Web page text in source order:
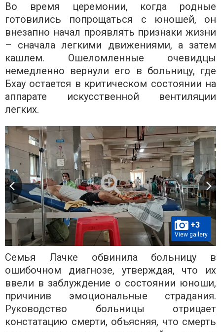
Во время церемонии, когда родные
готовились попрощаться с юношей, он
внезапно начал проявлять признаки жизни
– сначала легкими движениями, а затем
кашлем. Ошеломленные очевидцы
немедленно вернули его в больницу, где
Бхау остается в критическом состоянии на
аппарате искусственной вентиляции
легких.
+3
View gallery
Семья Лачке обвинила больницу в
ошибочном диагнозе, утверждая, что их
ввели в заблуждение о состоянии юноши,
причинив эмоциональные страдания.
Руководство больницы отрицает
констатацию смерти, объясняя, что смерть